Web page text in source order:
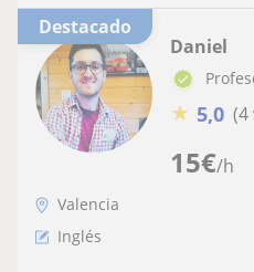
Destacado
15€/h
Daniel
★ 5,0 (4
Valencia
Inglés